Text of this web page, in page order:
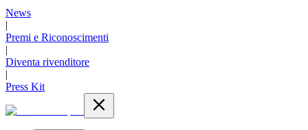
News
|
Premi e Riconoscimenti
|
Diventa rivenditore
|
Press Kit